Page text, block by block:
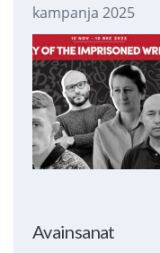
kampanja 2025
Avainsanat